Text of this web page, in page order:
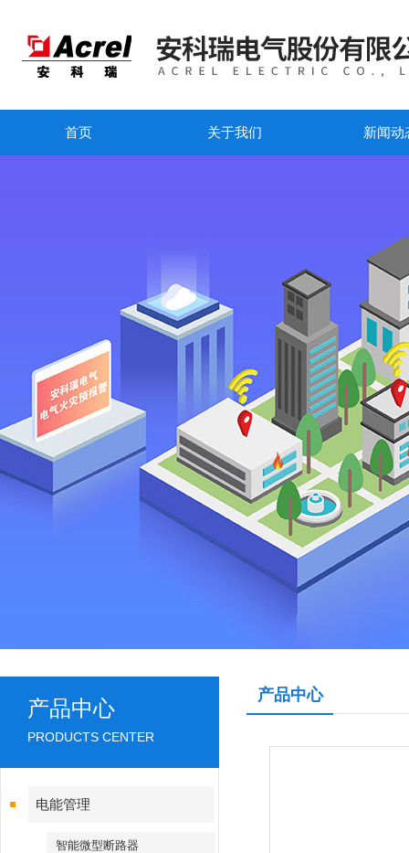
首页 关于我们 新闻动
产品中心
PRODUCTS CENTER
电能管理
智能微型断路器
产品中心